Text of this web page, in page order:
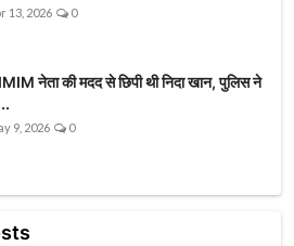
13, 2026 0
नेता की मदद से छिपी थी निदा खान, पुलिस ने
9, 2026 0